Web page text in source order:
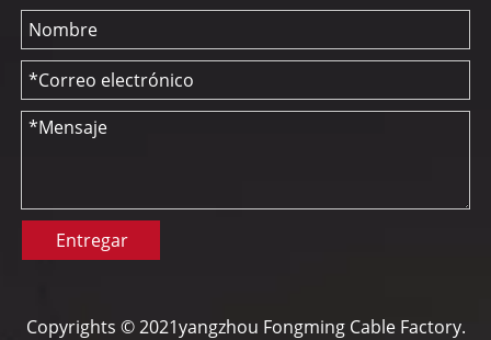
Entregar
Copyrights © 2021yangzhou Fongming Cable Factory.